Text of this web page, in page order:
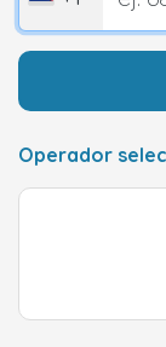
Operador